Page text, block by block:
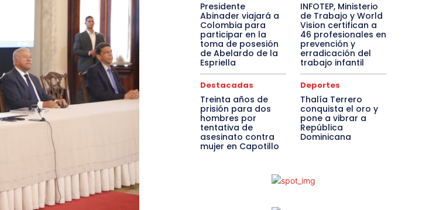
Presidente
Abinader viajará a
Colombia para
participar en la
toma de posesión
de Abelardo de la
Espriella
INFOTEP, Ministerio
de Trabajo y World
Vision certifican a
46 profesionales en
prevención y
erradicación del
trabajo infantil
Destacadas
Treinta años de
prisión para dos
hombres por
tentativa de
asesinato contra
mujer en Capotillo
Deportes
Thalía Terrero
conquista el oro y
pone a vibrar a
República
Dominicana